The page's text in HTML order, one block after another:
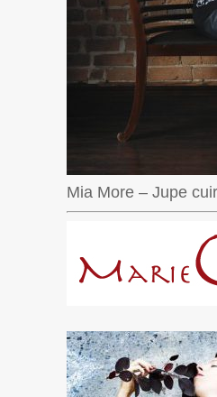
Mia More – Jupe